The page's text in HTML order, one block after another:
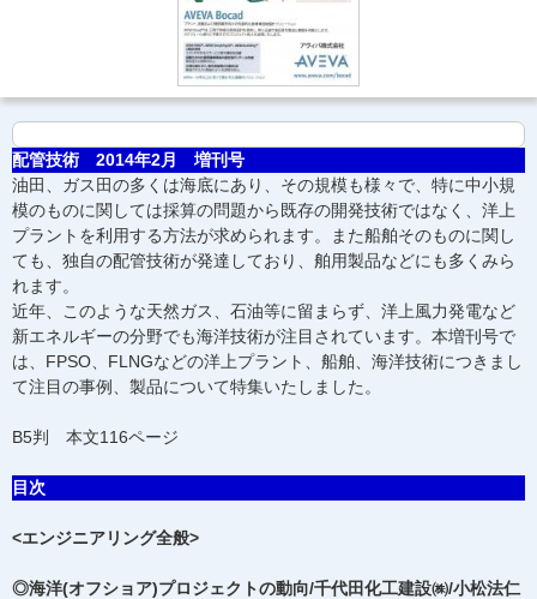
配管技術 2014年2月 増刊号
油田、ガス田の多くは海底にあり、その規模も様々で、特に中小規
模のものに関しては採算の問題から既存の開発技術ではなく、洋上
プラントを利用する方法が求められます。また船舶そのものに関し
ても、独自の配管技術が発達しており、舶用製品などにも多くみら
れます。
近年、このような天然ガス、石油等に留まらず、洋上風力発電など
新エネルギーの分野でも海洋技術が注目されています。本増刊号で
は、FPSO、FLNGなどの洋上プラント、船舶、海洋技術につきまし
て注目の事例、製品について特集いたしました。
B5判 本文116ページ
目次
<エンジニアリング全般>
◎海洋(オフショア)プロジェクトの動向/千代田化工建設㈱/小松法仁